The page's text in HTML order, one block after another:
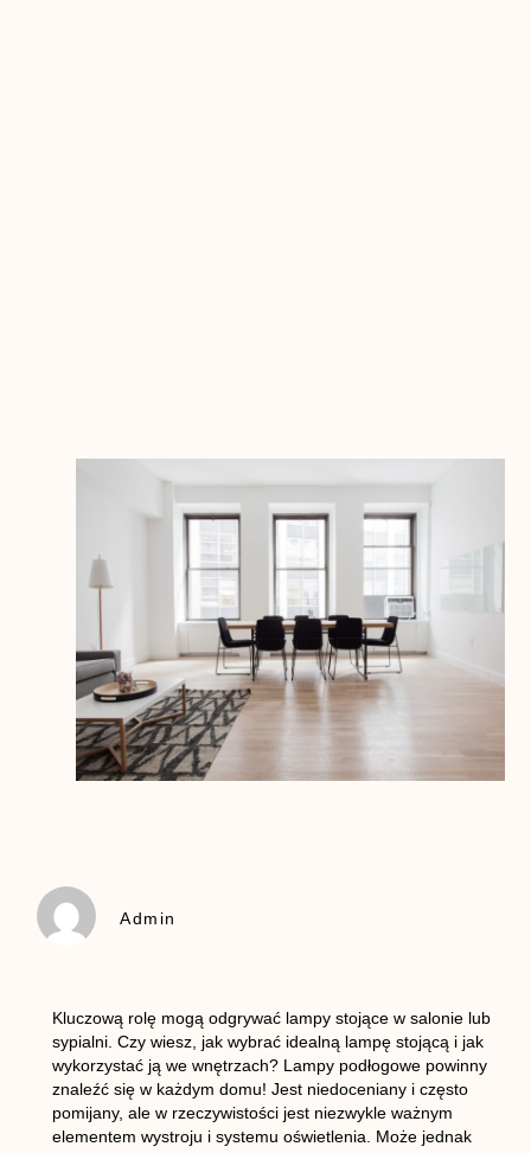
Admin
Kluczową rolę mogą odgrywać lampy stojące w salonie lub
sypialni. Czy wiesz, jak wybrać idealną lampę stojącą i jak
wykorzystać ją we wnętrzach? Lampy podłogowe powinny
znaleźć się w każdym domu! Jest niedoceniany i często
pomijany, ale w rzeczywistości jest niezwykle ważnym
elementem wystroju i systemu oświetlenia. Może jednak